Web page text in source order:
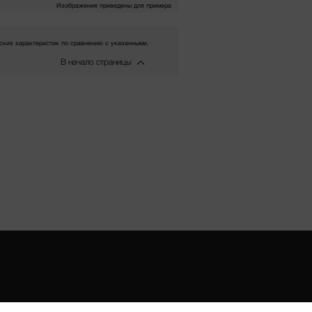
Изображения приведены для примера
характеристик по сравнению с указанными.
В начало страницы